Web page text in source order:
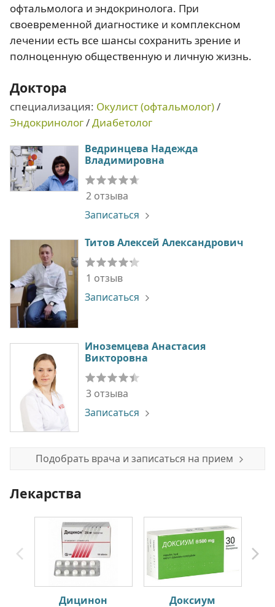
офтальмолога и эндокринолога. При
своевременной диагностике и комплексном
лечении есть все шансы сохранить зрение и
полноценную общественную и личную жизнь.
Доктора
специализация: Окулист (офтальмолог)/
Эндокринолог/Диабетолог
Ведринцева Надежда
Владимировна
2 отзыва
Записаться
Титов Алексей Александрович
1 отзыв
Записаться
Иноземцева Анастасия
Викторовна
3 отзыва
Записаться
Подобрать врача и записаться на прием
Лекарства
Дицинон Доксиум